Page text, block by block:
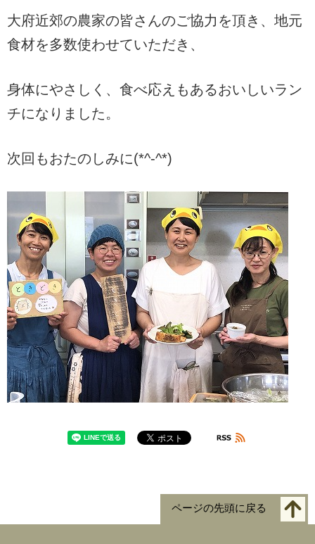
大府近郊の農家の皆さんのご協力を頂き、地元
食材を多数使わせていただき、
身体にやさしく、食べ応えもあるおいしいラン
チになりました。
次回もおたのしみに(*^-^*)
ページの先頭に戻る